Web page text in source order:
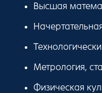
Высшая
Метрология,
Физическая